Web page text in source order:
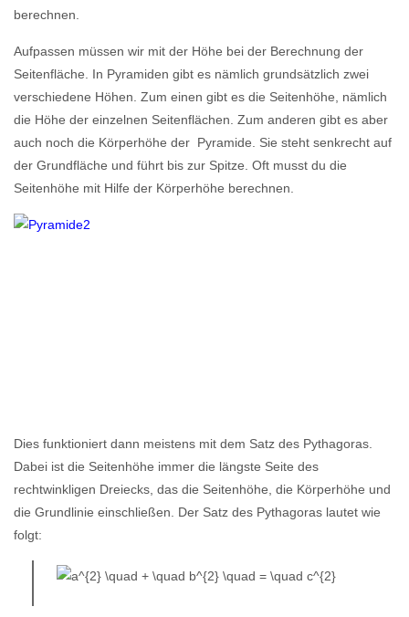
berechnen.
Aufpassen müssen wir mit der Höhe bei der Berechnung der
Seitenfläche. In Pyramiden gibt es nämlich grundsätzlich zwei
verschiedene Höhen. Zum einen gibt es die Seitenhöhe, nämlich
die Höhe der einzelnen Seitenflächen. Zum anderen gibt es aber
auch noch die Körperhöhe der Pyramide. Sie steht senkrecht auf
der Grundfläche und führt bis zur Spitze. Oft musst du die
Seitenhöhe mit Hilfe der Körperhöhe berechnen.
Dies funktioniert dann meistens mit dem Satz des Pythagoras.
Dabei ist die Seitenhöhe immer die längste Seite des
rechtwinkligen Dreiecks, das die Seitenhöhe, die Körperhöhe und
die Grundlinie einschließen. Der Satz des Pythagoras lautet wie
folgt: